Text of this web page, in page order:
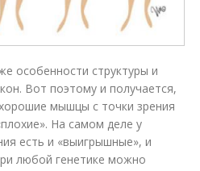
особенности структуры и
Вот поэтому и получается,
мышцы с точки зрения
На самом деле у
есть и «выигрышные», и
любой генетике можно